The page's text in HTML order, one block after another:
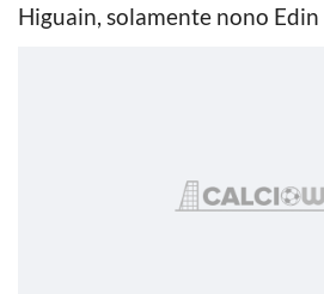
Higuain, solamente nono Edin